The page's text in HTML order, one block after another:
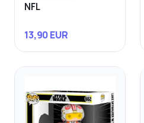
NFL
13,90 EUR